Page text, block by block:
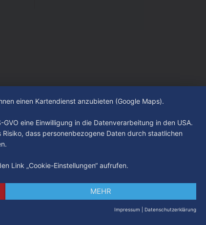
einen Kartendienst anzubieten (Google Maps).
eine Einwilligung in die Datenverarbeitung in den USA.
dass personenbezogene Daten durch staatlichen
Link „Cookie-Einstellungen“ aufrufen.
MEHR
Impressum Datenschutzerklärung